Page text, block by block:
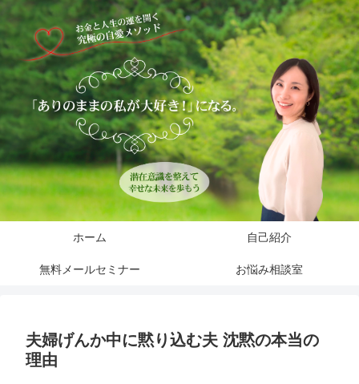
ホーム 自己紹介
無料メールセミナー お悩み相談室
夫婦げんか中に黙り込む夫 沈黙の本当の
理由